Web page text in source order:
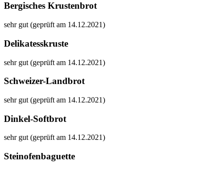
Bergisches Krustenbrot
sehr gut (geprüft am 14.12.2021)
Delikatesskruste
sehr gut (geprüft am 14.12.2021)
Schweizer-Landbrot
sehr gut (geprüft am 14.12.2021)
Dinkel-Softbrot
sehr gut (geprüft am 14.12.2021)
Steinofenbaguette